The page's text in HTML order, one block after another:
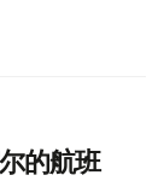
的航班